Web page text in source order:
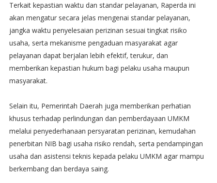
Terkait kepastian waktu dan standar pelayanan, Raperda ini
akan mengatur secara jelas mengenai standar pelayanan,
jangka waktu penyelesaian perizinan sesuai tingkat risiko
usaha, serta mekanisme pengaduan masyarakat agar
pelayanan dapat berjalan lebih efektif, terukur, dan
memberikan kepastian hukum bagi pelaku usaha maupun
masyarakat.
Selain itu, Pemerintah Daerah juga memberikan perhatian
khusus terhadap perlindungan dan pemberdayaan UMKM
melalui penyederhanaan persyaratan perizinan, kemudahan
penerbitan NIB bagi usaha risiko rendah, serta pendampingan
usaha dan asistensi teknis kepada pelaku UMKM agar mampu
berkembang dan berdaya saing.